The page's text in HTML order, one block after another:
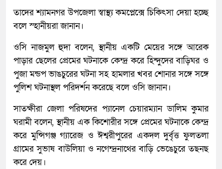
তাদের শ্যামনগর উপজেলা স্বাস্থ্য কমপ্লেক্সে চিকিৎসা দেয়া হচ্ছে
বলে স্হানীয়রা জানান।
ওসি নাজমুল হুদা বলেন, স্থানীয় একটি মেয়ের সঙ্গে আরেক
পাড়ার ছেলের প্রেমের ঘটনাকে কেন্দ্র করে হিন্দুদের বাড়িঘর ও
পুজা মন্ডপ ভাঙচুরের ঘটনা সহ হামলার খবর শোনার সঙ্গে সঙ্গে
পুলিশ ঘটনাস্থল পরিদর্শন করেছে বলে ওসি জানান।
সাতক্ষীরা জেলা পরিষদের প্যানেল চেয়ারম্যান ডালিম কুমার
ঘরামী বলেন, স্থানীয় এক কিশোরীর সঙ্গে প্রেমের ঘটনাকে কেন্দ্র
করে মুন্সিগঞ্জ গ্যারেজ ও ঈশ্বরীপুরের একদল দুর্বৃত্ত ফুলতলা
গ্রামের সুভাষ বাউলিয়া ও নগেন্দ্রনাথের বাড়ি ভেঙেচুরে তছনছ
করে দেয়।